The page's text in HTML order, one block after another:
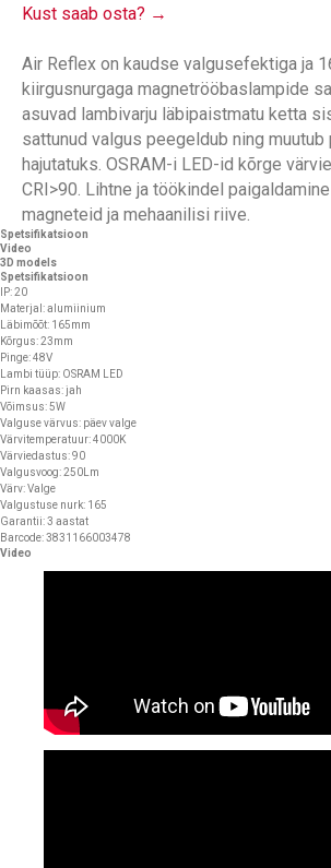
Kust saab osta? →
Air Reflex on kaudse valgusefektiga ja
kiirgusnurgaga magnetrööbaslampide
asuvad lambivarju läbipaistmatu ketta
sattunud valgus peegeldub ning muutub
hajutatuks. OSRAM-i LED-id kõrge
CRI>90. Lihtne ja töökindel
magneteid ja mehaanilisi riive.
Spetsifikatsioon
Video
3D models
Spetsifikatsioon
IP: 20
Materjal: alumiinium
Läbimõõt: 165mm
Kõrgus: 23mm
Pinge: 48V
Lambi tüüp: OSRAM LED
Pirn kaasas: jah
Võimsus: 5W
Valguse värvus: päev valge
Värvitemperatuur: 4000K
Värviedastus: 90
Valgusvoog: 250Lm
Värv: Valge
Valgustuse nurk: 165
Garantii: 3 aastat
Barcode: 3831166003478
Video